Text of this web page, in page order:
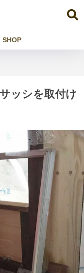
SHOP
ッシを取付け